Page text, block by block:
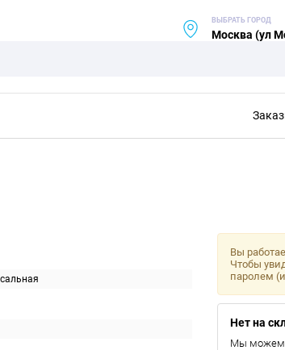
ВЫБРАТЬ ГОРОД
Москва (ул
Вы
Чтобы
паролем
Нет на
Мы можем